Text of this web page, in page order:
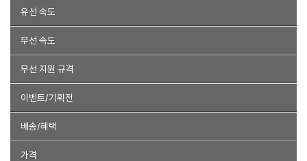
1포트 2포트
유선 속도
100Mbps
무선 속도
N300 N600
AX5400 BE3600 BE11000 BE12000 BE9300
무선 지원 규격
802.11a 802.11b
이벤트/기획전
사은품 특가할인
배송/혜택
무료배송
가격